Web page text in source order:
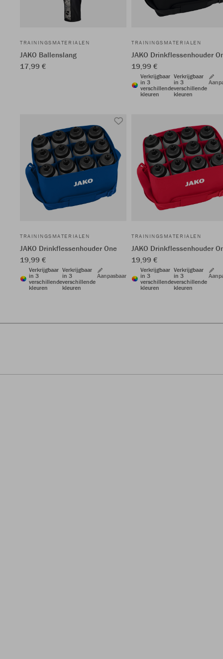
TRAININGSMATERIALEN
JAKO Ballenslang
17,99 €
TRAININGSMATERIALEN
JAKO Drinkflessenhouder
19,99 €
Verkrijgbaar
in 3
verschillende
kleuren
Verkrijgbaar
in 3
verschillende
kleuren
TRAININGSMATERIALEN
JAKO Drinkflessenhouder One
19,99 €
Verkrijgbaar
in 3
verschillende
kleuren
Verkrijgbaar
in 3
verschillende
kleuren
Aanpasbaar
TRAININGSMATERIALEN
JAKO Drinkflessenhouder
19,99 €
Verkrijgbaar
in 3
verschillende
kleuren
Verkrijgbaar
in 3
verschillende
kleuren